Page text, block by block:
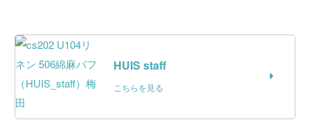
HUIS staff
こちらを見る